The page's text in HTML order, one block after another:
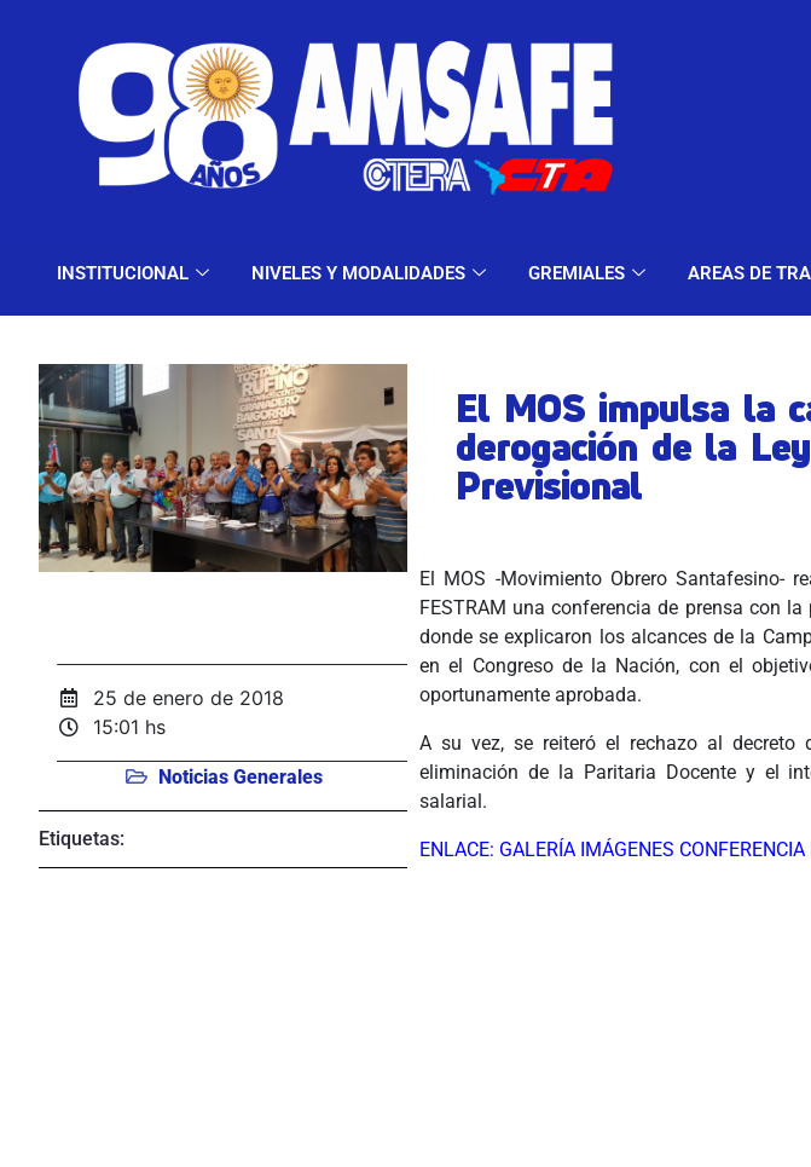
INSTITUCIONAL NIVELES Y MODALIDADES GREMIALES AREAS DE
INSTITUCIONAL NIVELES Y MODALIDADES
25 de enero de 2018
15:01 hs
Noticias Generales
Etiquetas:
El MOS impulsa la
derogación de la
Previsional
El MOS -Movimiento Obrero Santafesino-
FESTRAM una conferencia de prensa con
donde se explicaron los alcances de la
en el Congreso de la Nación, con el
oportunamente aprobada.
A su vez, se reiteró el rechazo al decreto
eliminación de la Paritaria Docente y el
salarial.
ENLACE: GALERÍA IMÁGENES